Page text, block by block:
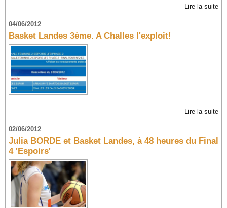
Lire la suite
04/06/2012
Basket Landes 3ème. A Challes l'exploit!
Lire la suite
02/06/2012
Julia BORDE et Basket Landes, à 48 heures du Final
4 'Espoirs'